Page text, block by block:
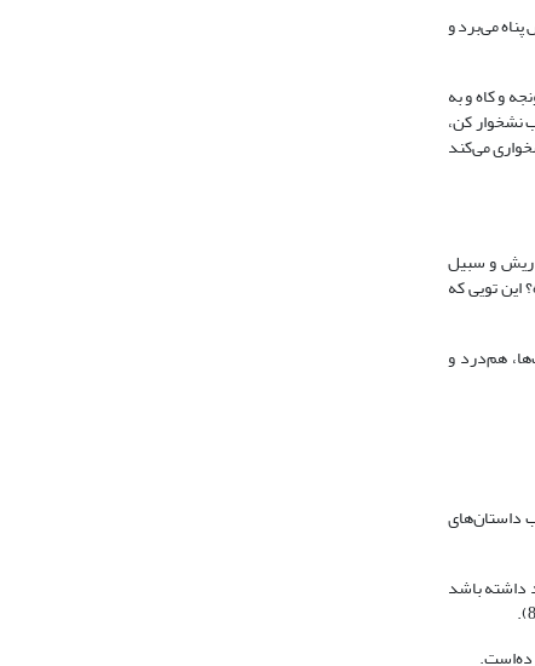
می‌برد و
و کاه و به
نشخوار کن،
می‌کند
ریش و سبیل
تویی که
هم‌درد و
داستان‌های
داشته باشد